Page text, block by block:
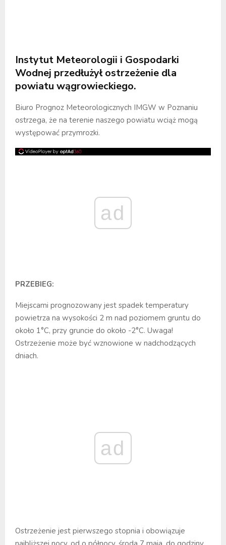
Instytut Meteorologii i Gospodarki
Wodnej przedłużył ostrzeżenie dla
powiatu wągrowieckiego.
Biuro Prognoz Meteorologicznych IMGW w Poznaniu
ostrzega, że na terenie naszego powiatu wciąż mogą
występować przymrozki.
ad
PRZEBIEG:
Miejscami prognozowany jest spadek temperatury
powietrza na wysokości 2 m nad poziomem gruntu do
około 1°C, przy gruncie do około -2°C. Uwaga!
Ostrzeżenie może być wznowione w nadchodzących
dniach.
ad
Ostrzeżenie jest pierwszego stopnia i obowiązuje